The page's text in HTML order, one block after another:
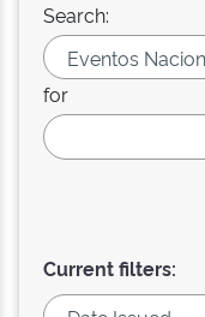
Search:
for
Current filters: